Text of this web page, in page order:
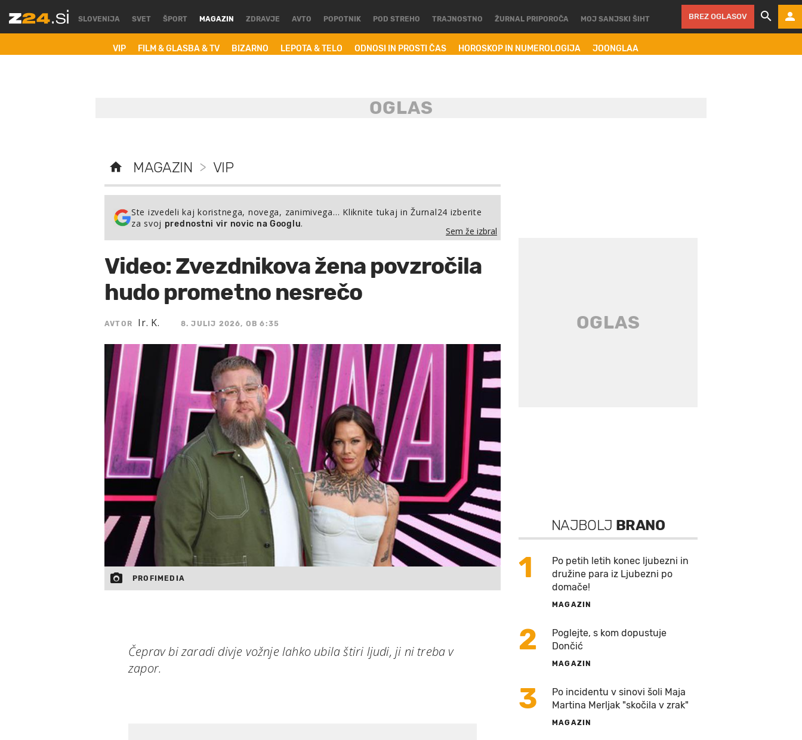
SLOVENIJA SVET ŠPORT MAGAZIN
VIP FILM & GLASBA & TV BIZARNO LEPOTA & TELO ODNOSI IN PROSTI ČAS HOROSKOP IN NUMEROLOGIJA JOONGLAA
ZDRAVJE AVTO POPOTNIK POD STREHO TRAJNOSTNO ŽURNAL PRIPOROČA MOJ SANJSKI ŠIHT BREZ OGLASOV
MAGAZIN > VIP
Ste izvedeli kaj koristnega, novega, zanimivega… Kliknite tukaj in Žurnal24 izberite
za svoj prednostni vir novic na Googlu.
Sem že izbral
Video: Zvezdnikova žena povzročila
hudo prometno nesrečo
AVTOR Ir. K. 8. JULIJ 2026, OB 6:35
PROFIMEDIA
Čeprav bi zaradi divje vožnje lahko ubila štiri ljudi, ji ni treba v
zapor.
NAJBOLJ BRANO
1
Po petih letih konec ljubezni in
družine para iz Ljubezni po
domače!
MAGAZIN
2
Poglejte, s kom dopustuje
Dončić
MAGAZIN
3
Po incidentu v sinovi šoli Maja
Martina Merljak "skočila v zrak"
MAGAZIN